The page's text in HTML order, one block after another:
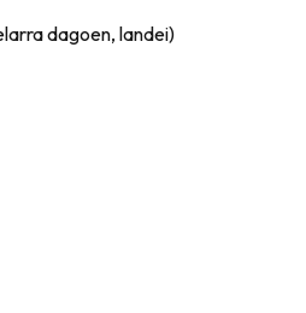
dagoen, landei)